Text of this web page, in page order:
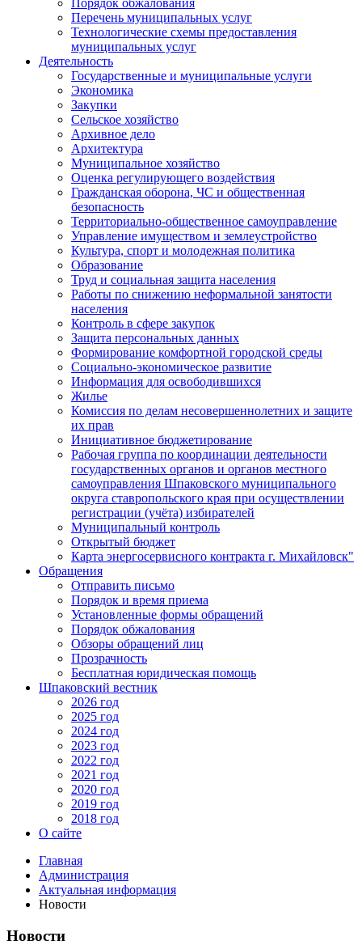
Порядок обжалования
Перечень муниципальных услуг
Технологические схемы предоставления
муниципальных услуг
Деятельность
Государственные и муниципальные услуги
Экономика
Закупки
Сельское хозяйство
Архивное дело
Архитектура
Муниципальное хозяйство
Оценка регулирующего воздействия
Гражданская оборона, ЧС и общественная
безопасность
Территориально-общественное самоуправление
Управление имуществом и землеустройство
Культура, спорт и молодежная политика
Образование
Труд и социальная защита населения
Работы по снижению неформальной занятости
населения
Контроль в сфере закупок
Защита персональных данных
Формирование комфортной городской среды
Социально-экономическое развитие
Информация для освободившихся
Жилье
Комиссия по делам несовершеннолетних и защите
их прав
Инициативное бюджетирование
Рабочая группа по координации деятельности
государственных органов и органов местного
самоуправления Шпаковского муниципального
округа ставропольского края при осуществлении
регистрации (учёта) избирателей
Муниципальный контроль
Открытый бюджет
Карта энергосервисного контракта г. Михайловск"
Обращения
Отправить письмо
Порядок и время приема
Установленные формы обращений
Порядок обжалования
Обзоры обращений лиц
Прозрачность
Бесплатная юридическая помощь
Шпаковский вестник
2026 год
2025 год
2024 год
2023 год
2022 год
2021 год
2020 год
2019 год
2018 год
О сайте
Главная
Администрация
Актуальная информация
Новости
Новости